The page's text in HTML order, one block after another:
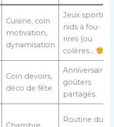
Cuisine, coin
motivation,
dynamisation
Jeux sportifs,
nids à fou-
rires (ou
colères…
Coin devoirs,
déco de fête
Anniversaires,
goûters
partagés
Routine du